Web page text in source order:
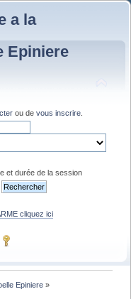
a la
Epiniere
ou de vous inscrire
et durée de la session
cliquez ici
Epiniere »